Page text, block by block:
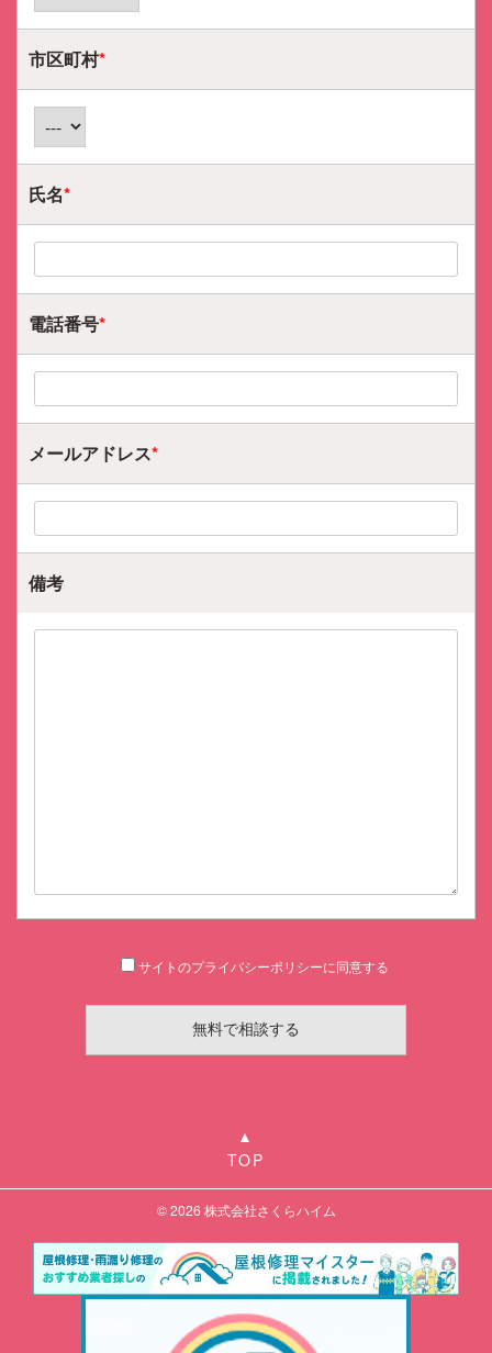
市区町村*
氏名*
電話番号*
メールアドレス*
備考
サイトのプライバシーポリシーに同意する
TOP
© 2026 株式会社さくらハイム